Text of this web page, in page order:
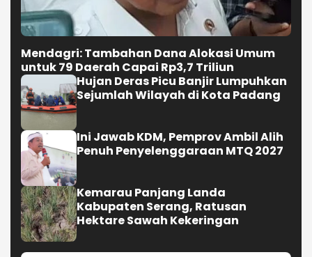
Mendagri: Tambahan Dana Alokasi Umum
untuk 79 Daerah Capai Rp3,7 Triliun
Hujan Deras Picu Banjir Lumpuhkan
Sejumlah Wilayah di Kota Padang
Ini Jawab KDM, Pemprov Ambil Alih
Penuh Penyelenggaraan MTQ 2027
Kemarau Panjang Landa
Kabupaten Serang, Ratusan
Hektare Sawah Kekeringan